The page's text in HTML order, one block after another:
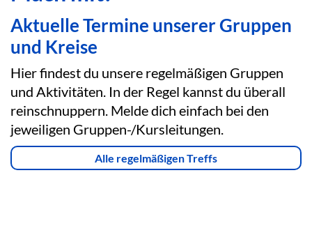
Aktuelle Termine unserer Gruppen
und Kreise
Hier findest du unsere regelmäßigen Gruppen
und Aktivitäten. In der Regel kannst du überall
reinschnuppern. Melde dich einfach bei den
jeweiligen Gruppen-/Kursleitungen.
Alle regelmäßigen Treffs